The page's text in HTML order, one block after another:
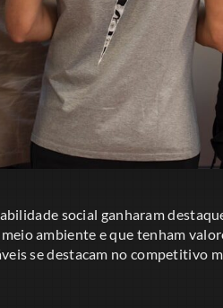
social ganharam
ambiente e que tenham
se destacam no competitivo